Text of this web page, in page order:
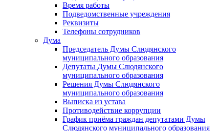
Время работы
Подведомственные учреждения
Реквизиты
Телефоны сотрудников
Дума
Председатель Думы Слюдянского
муниципального образования
Депутаты Думы Слюдянского
муниципального образования
Решения Думы Слюдянского
муниципального образования
Выписка из устава
Противодействие коррупции
График приёма граждан депутатами Думы
Слюдянского муниципального образования